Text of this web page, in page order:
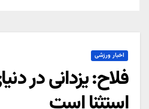
اخبار ورزشی
فلاح: یزدانی در